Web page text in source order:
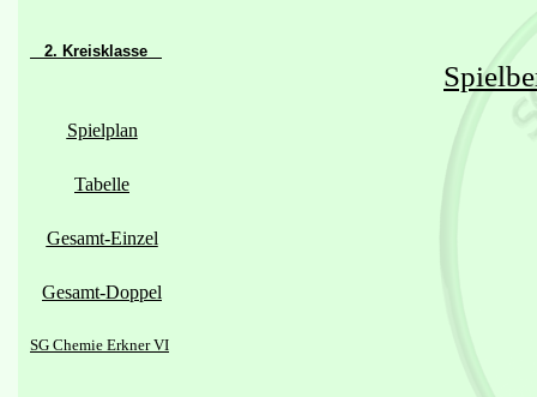
2. Kreisklasse
Spielplan
Tabelle
Gesamt-Einzel
Gesamt-Doppel
SG Chemie Erkner VI